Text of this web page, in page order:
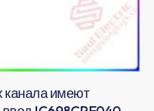
канала имеют